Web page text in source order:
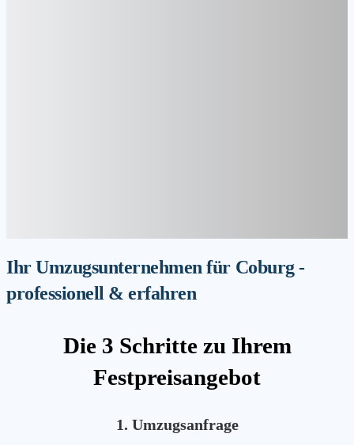
Ihr Umzugsunternehmen für Coburg -
professionell & erfahren
Die 3 Schritte zu Ihrem
Festpreisangebot
1. Umzugsanfrage